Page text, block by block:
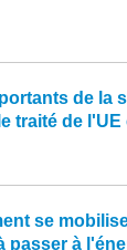
de la
traité de
se
passer à